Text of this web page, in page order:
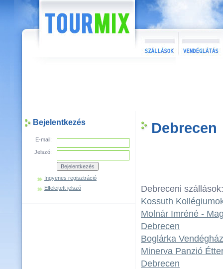
Bejelentkezés
E-mail:
Jelszó:
Ingyenes regisztráció
Elfelejtett jelszó
Debrecen
Debreceni szállások:
Kossuth
Molnár Imréné -
Debrecen
Boglárka
Minerva Panzió
Debrecen